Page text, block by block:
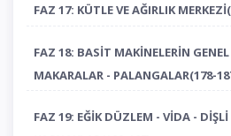
FAZ 17: KÜTLE VE AĞIRLIK
FAZ 18: BASİT MAKİNELERİN
MAKARALAR - PALANGALAR(178-
FAZ 19: EĞİK DÜZLEM - VİDA - DİŞLİ